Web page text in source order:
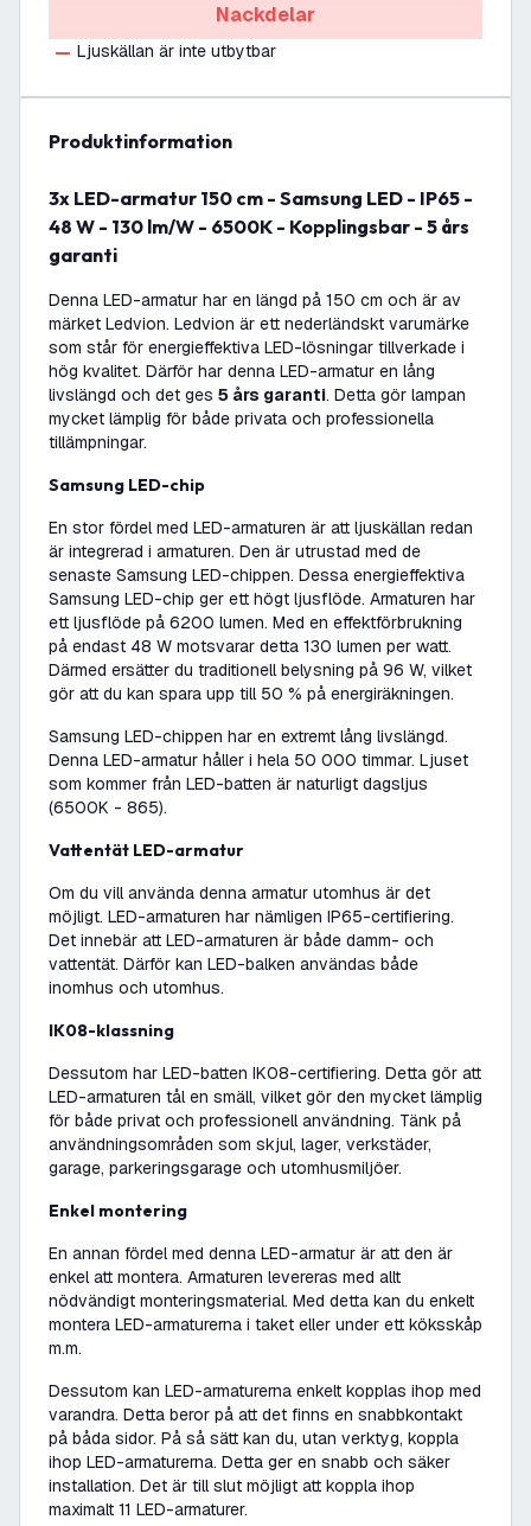
Nackdelar
Ljuskällan är inte utbytbar
produktinformation
3x LED-armatur 150 cm - Samsung LED - IP65 -
48 W - 130 lm/W - 6500K - Kopplingsbar - 5 års
garanti
Denna LED-armatur har en längd på 150 cm och är av
märket Ledvion. Ledvion är ett nederländskt varumärke
som står för energieffektiva LED-lösningar tillverkade i
hög kvalitet. Därför har denna LED-armatur en lång
livslängd och det ges 5 års garanti. Detta gör lampan
mycket lämplig för både privata och professionella
tillämpningar.
Samsung LED-chip
En stor fördel med LED-armaturen är att ljuskällan redan
är integrerad i armaturen. Den är utrustad med de
senaste Samsung LED-chippen. Dessa energieffektiva
Samsung LED-chip ger ett högt ljusflöde. Armaturen har
ett ljusflöde på 6200 lumen. Med en effektförbrukning
på endast 48 W motsvarar detta 130 lumen per watt.
Därmed ersätter du traditionell belysning på 96 W, vilket
gör att du kan spara upp till 50 % på energiräkningen.
Samsung LED-chippen har en extremt lång livslängd.
Denna LED-armatur håller i hela 50 000 timmar. Ljuset
som kommer från LED-batten är naturligt dagsljus
(6500K - 865).
Vattentät LED-armatur
Om du vill använda denna armatur utomhus är det
möjligt. LED-armaturen har nämligen IP65-certifiering.
Det innebär att LED-armaturen är både damm- och
vattentät. Därför kan LED-balken användas både
inomhus och utomhus.
IK08-klassning
Dessutom har LED-batten IK08-certifiering. Detta gör att
LED-armaturen tål en smäll, vilket gör den mycket lämplig
för både privat och professionell användning. Tänk på
användningsområden som skjul, lager, verkstäder,
garage, parkeringsgarage och utomhusmiljöer.
Enkel montering
En annan fördel med denna LED-armatur är att den är
enkel att montera. Armaturen levereras med allt
nödvändigt monteringsmaterial. Med detta kan du enkelt
montera LED-armaturerna i taket eller under ett köksskåp
m.m.
Dessutom kan LED-armaturerna enkelt kopplas ihop med
varandra. Detta beror på att det finns en snabbkontakt
på båda sidor. På så sätt kan du, utan verktyg, koppla
ihop LED-armaturerna. Detta ger en snabb och säker
installation. Det är till slut möjligt att koppla ihop
maximalt 11 LED-armaturer.